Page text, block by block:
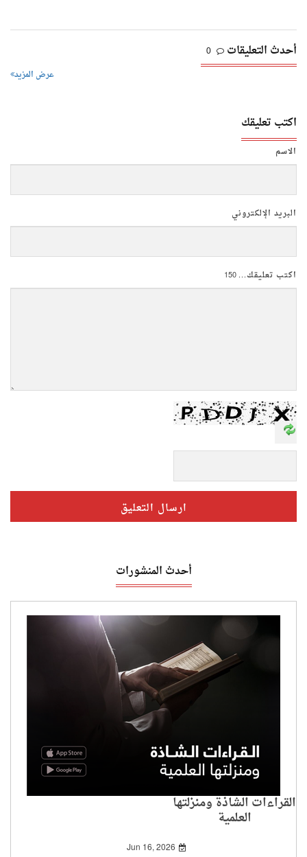
أحدث التعليقات 0
عرض المزيد
اكتب تعليقك
الاسم
البريد الإلكتروني
اكتب تعليقك...150
أحدث المنشورات
القراءات الشاذة ومنزلتها
العلمية
Jun 16, 2026